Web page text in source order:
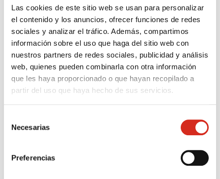
Las cookies de este sitio web se usan para personalizar
el contenido y los anuncios, ofrecer funciones de redes
sociales y analizar el tráfico. Además, compartimos
información sobre el uso que haga del sitio web con
nuestros partners de redes sociales, publicidad y análisis
web, quienes pueden combinarla con otra información
que les haya proporcionado o que hayan recopilado a
partir del uso que haya hecho de sus servicios.
Necesarias
Preferencias
La continuidad de los contenidos del Sitio Web
La ausencia de errores en los contenidos o
servicios
La ausencia de virus y/o demás componentes
dañinos en el Sitio Web o en el servidor que lo
suministra;
contenidos y servicios del Sitio Web;